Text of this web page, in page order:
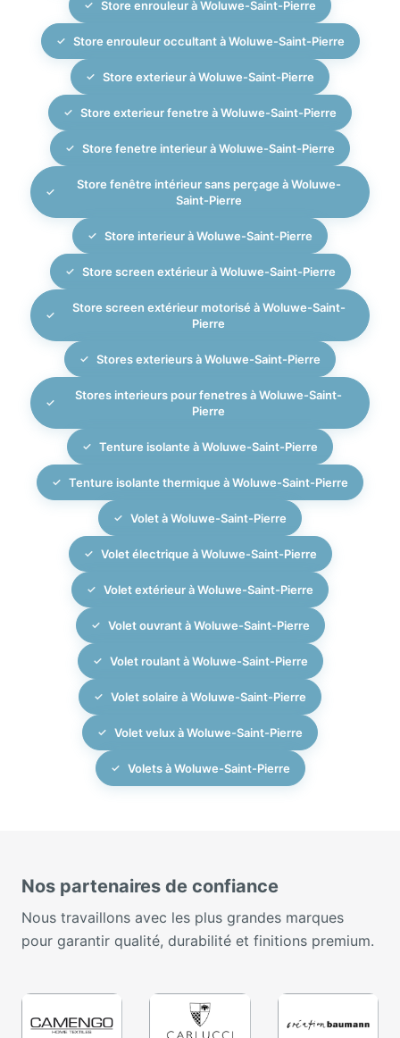
Store enrouleur à Woluwe-Saint-Pierre
Store enrouleur occultant à Woluwe-Saint-Pierre
Store exterieur à Woluwe-Saint-Pierre
Store exterieur fenetre à Woluwe-Saint-Pierre
Store fenetre interieur à Woluwe-Saint-Pierre
Store fenêtre intérieur sans perçage à Woluwe-
Saint-Pierre
Store interieur à Woluwe-Saint-Pierre
Store screen extérieur à Woluwe-Saint-Pierre
Store screen extérieur motorisé à Woluwe-Saint-
Pierre
Stores exterieurs à Woluwe-Saint-Pierre
Stores interieurs pour fenetres à Woluwe-Saint-
Pierre
Tenture isolante à Woluwe-Saint-Pierre
Tenture isolante thermique à Woluwe-Saint-Pierre
Volet à Woluwe-Saint-Pierre
Volet électrique à Woluwe-Saint-Pierre
Volet extérieur à Woluwe-Saint-Pierre
Volet ouvrant à Woluwe-Saint-Pierre
Volet roulant à Woluwe-Saint-Pierre
Volet solaire à Woluwe-Saint-Pierre
Volet velux à Woluwe-Saint-Pierre
Volets à Woluwe-Saint-Pierre
Nos partenaires de confiance
Nous travaillons avec les plus grandes marques
pour garantir qualité, durabilité et finitions premium.